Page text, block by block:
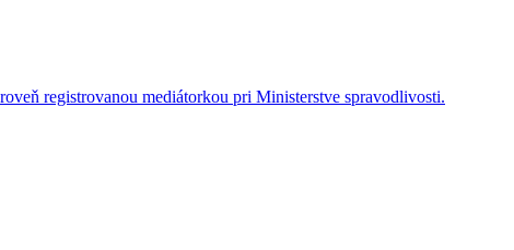
registrovanou mediátorkou pri Ministerstve spravodlivosti.